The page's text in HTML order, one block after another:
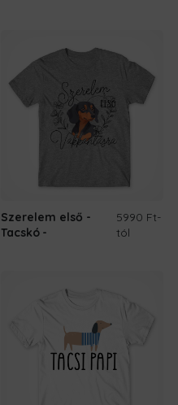
Szerelem első -
Tacskó
5990 Ft-
tól